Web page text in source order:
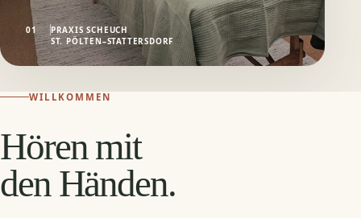
01
PRAXIS SCHEUCH
ST. PÖLTEN–STATTERSDORF
WILLKOMMEN
Hören mit
den Händen.